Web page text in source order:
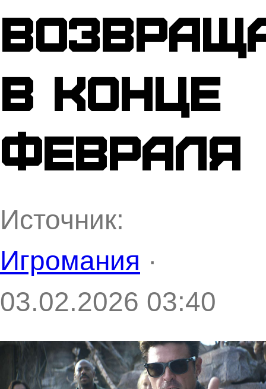
в конце
февраля
Источник:
Игромания ·
03.02.2026 03:40